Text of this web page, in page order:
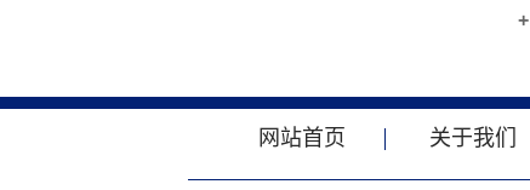
网站首页 关于我们